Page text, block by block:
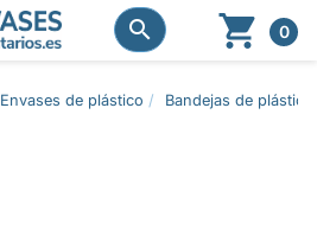

  0
Envases de plástico Bandejas de plástico